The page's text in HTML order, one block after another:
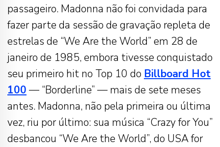
passageiro. Madonna não foi convidada para
fazer parte da sessão de gravação repleta de
estrelas de “We Are the World” em 28 de
janeiro de 1985, embora tivesse conquistado
seu primeiro hit no Top 10 do Billboard Hot
100 — “Borderline” — mais de sete meses
antes. Madonna, não pela primeira ou última
vez, riu por último: sua música “Crazy for You”
desbancou “We Are the World”, do USA for